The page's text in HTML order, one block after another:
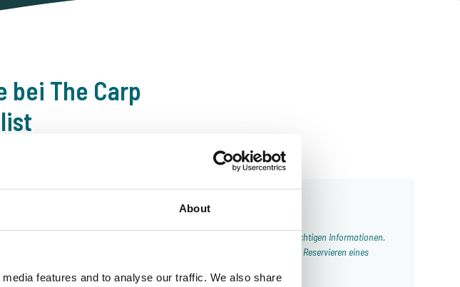
About
features and to analyse our traffic. We also share
bei The Carp
Von unseren Kunden
100% zuverlässig, freundlich und hilfsbereit, interessante Seen und die richtigen Informationen.
Absolut führend im Sektor Angelurlaube und meine erste Wahl für das Reservieren eines